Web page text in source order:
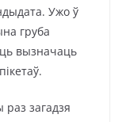
Ужо ў
груба
вызначаць
раз загадзя